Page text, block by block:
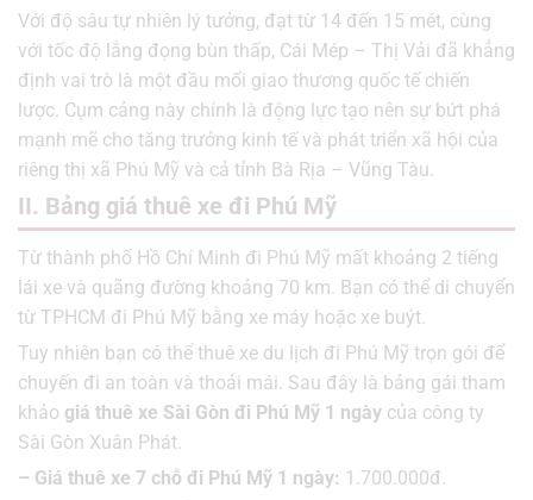
Với độ sâu tự nhiên lý tưởng, đạt từ 14 đến 15 mét, cùng
với tốc độ lắng đọng bùn thấp, Cái Mép – Thị Vải đã khẳng
định vai trò là một đầu mối giao thương quốc tế chiến
lược. Cụm cảng này chính là động lực tạo nên sự bứt phá
mạnh mẽ cho tăng trưởng kinh tế và phát triển xã hội của
riêng thị xã Phú Mỹ và cả tỉnh Bà Rịa – Vũng Tàu.
II. Bảng giá thuê xe đi Phú Mỹ
Từ thành phố Hồ Chí Minh đi Phú Mỹ mất khoảng 2 tiếng
lái xe và quãng đường khoảng 70 km. Bạn có thể di chuyển
từ TPHCM đi Phú Mỹ bằng xe máy hoặc xe buýt.
Tuy nhiên bạn có thể thuê xe du lịch đi Phú Mỹ trọn gói để
chuyến đi an toàn và thoải mái. Sau đây là bảng gái tham
khảo giá thuê xe Sài Gòn đi Phú Mỹ 1 ngày của công ty
Sài Gòn Xuân Phát.
– Giá thuê xe 7 chỗ đi Phú Mỹ 1 ngày: 1.700.000đ.